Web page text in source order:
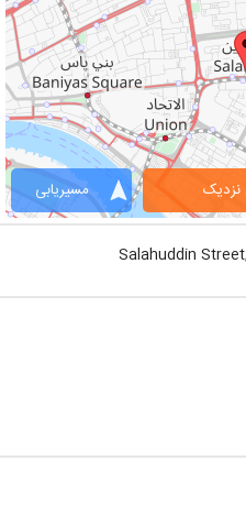
navigation مسیریابی نزدیک
Salahuddin